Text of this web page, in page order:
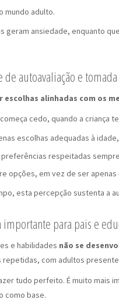
mundo adulto.
geram ansiedade, enquanto
autoavaliação e
escolhas alinhadas com os
cedo, quando a criança
escolhas adequadas à idade,
preferências respeitadas
opções, em vez de ser apenas
esta percepção sustenta a
para pais e
e habilidades não se
repetidas, com adultos
tudo perfeito. É muito mais
como base.